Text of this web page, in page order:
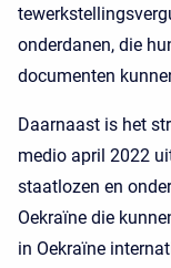
onderdanen, die
documenten
Daarnaast is het
medio april 2022
staatlozen en
Oekraïne die
in Oekraïne